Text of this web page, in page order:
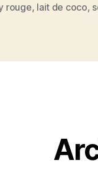
rouge, lait de coco,